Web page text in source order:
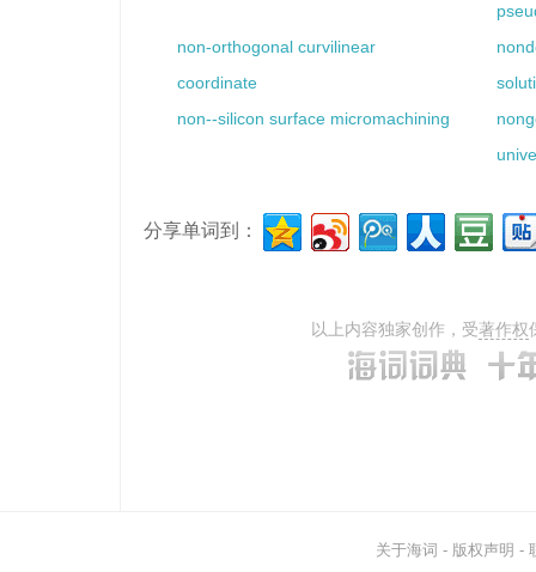
non-orthogonal curvilinear
coordinate
non--silicon surface micromachining
分享单词到：
以上内容独家创作，受著作权
关于海词 - 版权声明 -